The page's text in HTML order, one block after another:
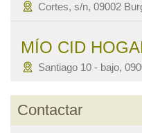
Cortes, s/n, 09002
MÍO CID
Santiago 10 - bajo,
Contactar